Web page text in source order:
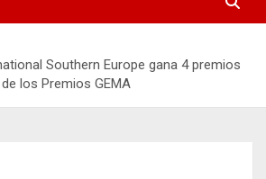
Southern Europe gana 4 premios
los Premios GEMA